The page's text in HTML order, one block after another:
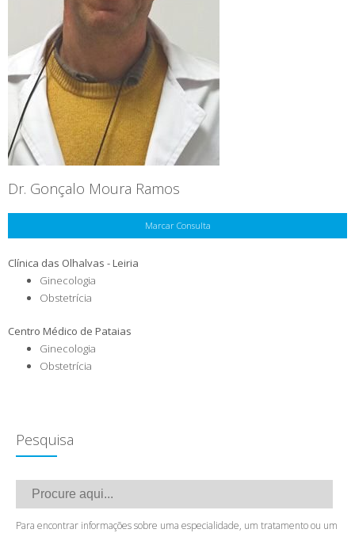
Dr. Gonçalo Moura Ramos
Marcar Consulta
Clínica das Olhalvas - Leiria
Ginecologia
Obstetrícia
Centro Médico de Pataias
Ginecologia
Obstetrícia
Pesquisa
Para encontrar informações sobre uma especialidade, um tratamento ou um